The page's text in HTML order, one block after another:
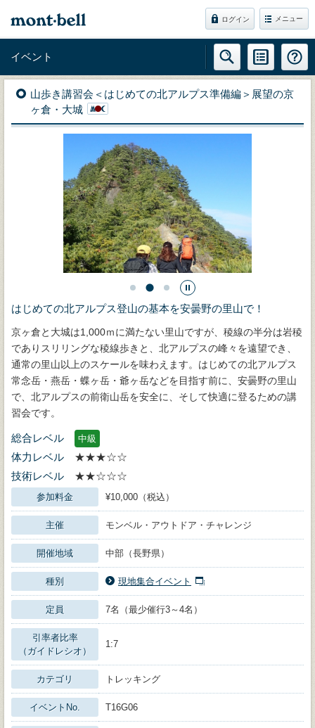
ログイン メニュー
イベント
山歩き講習会＜はじめての北アルプス準備編＞展望の京
ヶ倉・大城
はじめての北アルプス登山の基本を安曇野の里山で！
京ヶ倉と大城は1,000ｍに満たない里山ですが、稜線の半分は岩稜
でありスリリングな稜線歩きと、北アルプスの峰々を遠望でき、
通常の里山以上のスケールを味わえます。はじめての北アルプス
常念岳・燕岳・蝶ヶ岳・爺ヶ岳などを目指す前に、安曇野の里山
で、北アルプスの前衛山岳を安全に、そして快適に登るための講
習会です。
総合レベル 中級
体力レベル
★★★☆☆
技術レベル
★★☆☆☆
参加料金 ¥10,000（税込）
主催 モンベル・アウトドア・チャレンジ
開催地域 中部（長野県）
種別 現地集合イベント
定員 7名（最少催行3～4名）
引率者比率
（ガイドレシオ）
1:7
カテゴリ トレッキング
イベントNo. T16G06